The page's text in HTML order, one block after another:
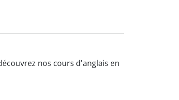
nos cours d'anglais en